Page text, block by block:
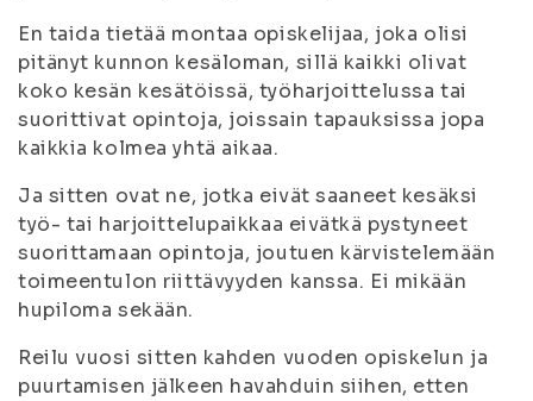
En taida tietää montaa opiskelijaa, joka olisi
pitänyt kunnon kesäloman, sillä kaikki olivat
koko kesän kesätöissä, työharjoittelussa tai
suorittivat opintoja, joissain tapauksissa jopa
kaikkia kolmea yhtä aikaa.
Ja sitten ovat ne, jotka eivät saaneet kesäksi
työ- tai harjoittelupaikkaa eivätkä pystyneet
suorittamaan opintoja, joutuen kärvistelemään
toimeentulon riittävyyden kanssa. Ei mikään
hupiloma sekään.
Reilu vuosi sitten kahden vuoden opiskelun ja
puurtamisen jälkeen havahduin siihen, etten